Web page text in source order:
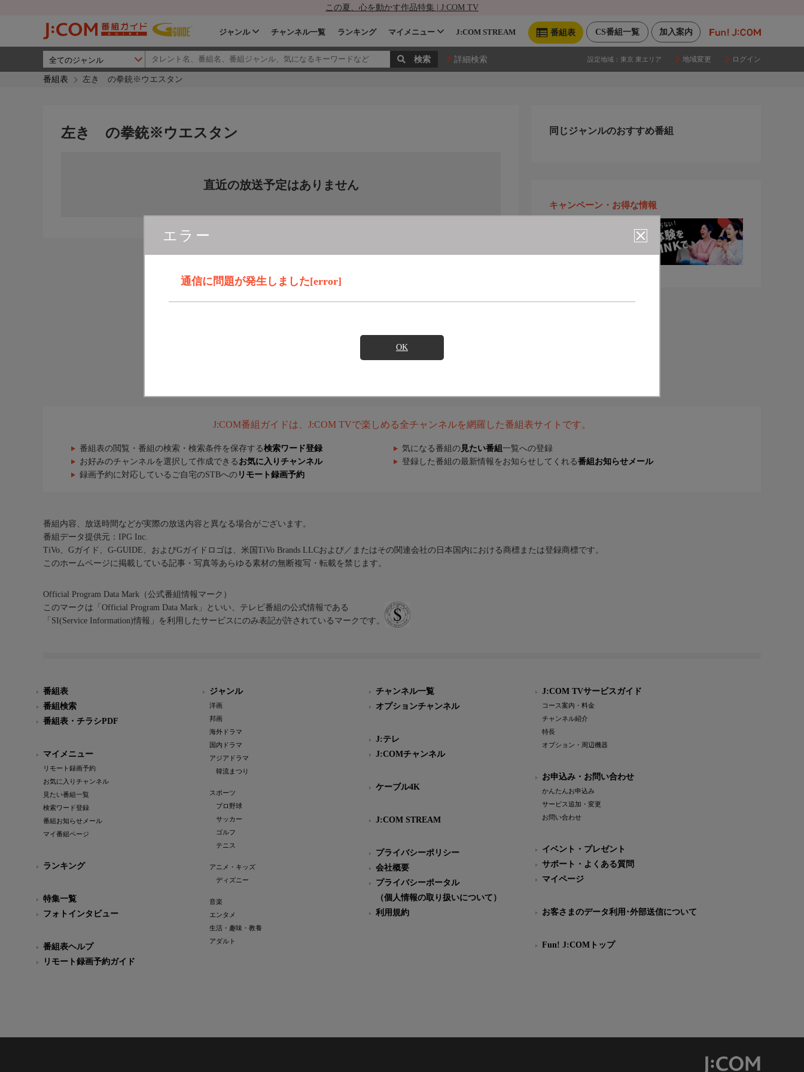
この夏、心を動かす作品特集 | J:COM TV
加入案内
CS番組一覧
番組表
ジャンル チャンネル一覧 ランキング マイメニュー J:COM STREAM
詳細検索 設定地域： 東京 東エリア 地域変更 ログイン
番組表 左きゝの拳銃※ウエスタン
エラー
通信に問題が発生しました[error]
OK
左きゝの拳銃※ウエスタン
直近の放送予定はありません
同じジャンルのおすすめ番組
キャンペーン・お得な情報
J:COM番組ガイドは、J:COM TVで楽しめる全チャンネルを網羅した番組表サイトです。
番組表の閲覧・番組の検索・検索条件を保存する検索ワード登録 気になる番組の 見たい番組 一覧への登録
お好みのチャンネルを選択して作成できる お気に入りチャンネル 登録した番組の最新情報をお知らせしてくれる番組お知らせメール
録画予約に対応しているご自宅のSTBへの リモート録画予約
番組内容、放送時間などが実際の放送内容と異なる場合がございます。
番組データ提供元：IPG Inc.
TiVo、Gガイド、G-GUIDE、およびGガイドロゴは、米国TiVo Brands LLCおよび／またはその関連会社の日本国内における商標または登録商標です。
このホームページに掲載している記事・写真等あらゆる素材の無断複写・転載を禁じます。
Official Program Data Mark（公式番組情報マーク）
このマークは「Official Program Data Mark」といい、テレビ番組の公式情報である
「SI(Service Information)情報」を利用したサービスにのみ表記が許されているマークです。
番組表
番組検索
番組表・チラシPDF
マイメニュー
リモート録画予約
お気に入りチャンネル
見たい番組一覧
検索ワード登録
番組お知らせメール
マイ番組ページ
ランキング
特集一覧
フォトインタビュー
番組表ヘルプ
リモート録画予約ガイド
ジャンル
洋画
邦画
海外ドラマ
国内ドラマ
アジアドラマ
韓流まつり
スポーツ
プロ野球
サッカー
ゴルフ
テニス
アニメ・キッズ
ディズニー
音楽
エンタメ
生活・趣味・教養
アダルト
チャンネル一覧
オプションチャンネル
J:テレ
J:COMチャンネル
ケーブル4K
J:COM STREAM
プライバシーポリシー
会社概要
プライバシーポータル
（個人情報の取り扱いについて）
利用規約
J:COM TVサービスガイド
コース案内・料金
チャンネル紹介
特長
オプション・周辺機器
お申込み・お問い合わせ
かんたんお申込み
サービス追加・変更
お問い合わせ
イベント・プレゼント
サポート・よくある質問
マイページ
お客さまのデータ利用･外部送信について
Fun! J:COMトップ